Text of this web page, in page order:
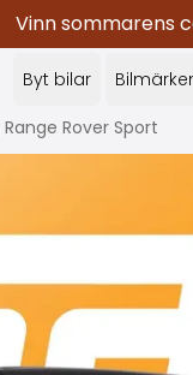
Vinn sommarens
Byt bilar
Range Rover Sport